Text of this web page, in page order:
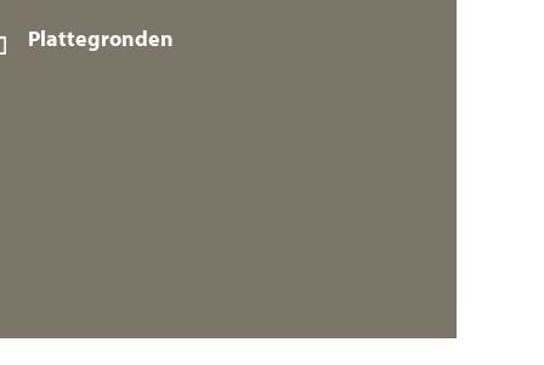
Plattegronden